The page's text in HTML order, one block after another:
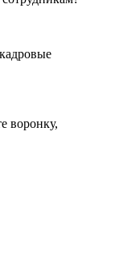
воронку,